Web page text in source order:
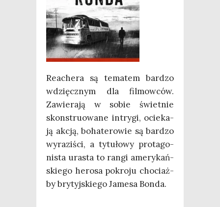
Reache­ra są tema­tem bar­dzo
wdzięcz­nym dla fil­mow­ców.
Zawie­ra­ją w sobie świet­nie
skon­stru­owa­ne intry­gi, ocie­ka­
ją akcją, boha­te­ro­wie są bar­dzo
wyra­zi­ści, a tytu­ło­wy pro­ta­go­
ni­sta ura­sta to ran­gi ame­ry­kań­
skie­go hero­sa pokro­ju cho­ciaż­
by bry­tyj­skie­go Jame­sa Bonda.